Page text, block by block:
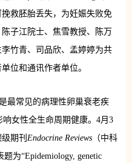
救胚胎丢失，为妊娠失败免
子江院士、焦雪教授、陈万
竹青、司品欣、孟婷婷为共
位和通讯作者单位。
最常见的病理性卵巢衰老疾
女性全生命周期健康。4月3
期刊 Endocrine Reviews（中科
为“Epidemiology, genetic